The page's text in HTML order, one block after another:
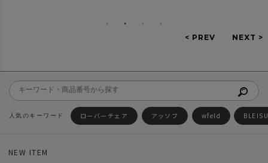
ローバーチェア アッソブ wfeld
NEW ITEM